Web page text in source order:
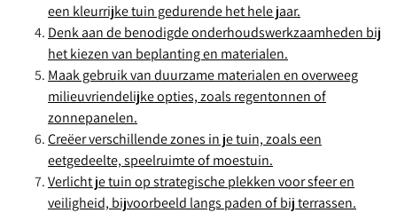
een kleurrijke tuin gedurende het hele jaar.
Denk aan de benodigde onderhoudswerkzaamheden bij
het kiezen van beplanting en materialen.
Maak gebruik van duurzame materialen en overweeg
milieuvriendelijke opties, zoals regentonnen of
zonnepanelen.
Creëer verschillende zones in je tuin, zoals een
eetgedeelte, speelruimte of moestuin.
Verlicht je tuin op strategische plekken voor sfeer en
veiligheid, bijvoorbeeld langs paden of bij terrassen.